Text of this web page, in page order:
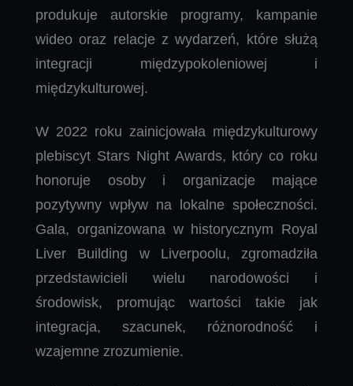
produkuje autorskie programy, kampanie
wideo oraz relacje z wydarzeń, które służą
integracji międzypokoleniowej i
międzykulturowej.
W 2022 roku zainicjowała międzykulturowy
plebiscyt Stars Night Awards, który co roku
honoruje osoby i organizacje mające
pozytywny wpływ na lokalne społeczności.
Gala, organizowana w historycznym Royal
Liver Building w Liverpoolu, zgromadziła
przedstawicieli wielu narodowości i
środowisk, promując wartości takie jak
integracja, szacunek, różnorodność i
wzajemne zrozumienie.